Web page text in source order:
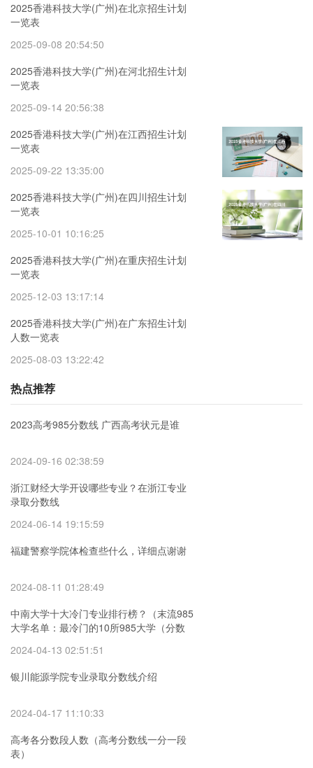
2025香港科技大学(广州)在北京招生计划
一览表
2025-09-08 20:54:50
2025香港科技大学(广州)在河北招生计划
一览表
2025-09-14 20:56:38
2025香港科技大学(广州)在江西招生计划
一览表
2025-09-22 13:35:00
2025香港科技大学(广州)在四川招生计划
一览表
2025-10-01 10:16:25
2025香港科技大学(广州)在重庆招生计划
一览表
2025-12-03 13:17:14
2025香港科技大学(广州)在广东招生计划
人数一览表
2025-08-03 13:22:42
热点推荐
2023高考985分数线 广西高考状元是谁
2024-09-16 02:38:59
浙江财经大学开设哪些专业？在浙江专业
录取分数线
2024-06-14 19:15:59
福建警察学院体检查些什么，详细点谢谢
2024-08-11 01:28:49
中南大学十大冷门专业排行榜？（末流985
大学名单：最冷门的10所985大学（分数
2024-04-13 02:51:51
银川能源学院专业录取分数线介绍
2024-04-17 11:10:33
高考各分数段人数（高考分数线一分一段
表）